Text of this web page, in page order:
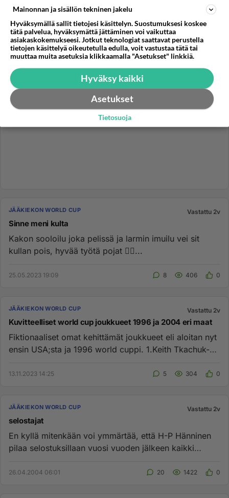
17.05.2023 18:27
JÄÄKIEKON WORLD CUP Vastattu 2v
Sinne meni kulta
Kakon sooloilu joka pelissä ja larmin imuilu vei sit
kullan pois, hyvää työtä pojat 👍🏻...
25.05.2023 19:09 8 406 0
JÄÄKIEKON WORLD CUP Vastattu 2v
Kuvitteelliset world cup joukkueet 1996 ja 2004 eri maat
Fiktionaaliset omat kehittämät joukkueet eli aloitan nyt
ensin USA;sta ja 1996 world cuppi. 1.Keith Tkachuk-
13.11.2023 14:25 5 304 0
JÄÄKIEKON WORLD CUP Vastattu 2v
selostajat
En kyllä mitenkään voi ymmärtää, että H-P Hänninen
pilaa selostuksillaan vuosi vuoden jälkeen kaikki
26.04.2004 06:01 20 1422 0
Mainonnan ja sisällön tekninen jakelu
Hyväksymällä sallit tietojesi käsittelyn. Suostumuksesi koskee
tätä palvelua, hyväksymättä jättäminen voi vaikuttaa
asiakaskokemukseesi. Jotkut teknologiat saattavat perustella
tietojen käsittelyä oikeutetulla edulla, voit vastustaa tätä tai
muuttaa muita asetuksia klikkaamalla "Asetukset" linkkiä.
Hyväksy kaikki
Asetukset
Tietosuoja